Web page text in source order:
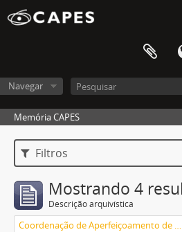
Navegar
Memória CAPES
Filtros
Mostrando 4
Descrição arquivística
Coordenação de Aperfeiçoamento de Pessoal de Nível Superior (CAPES)